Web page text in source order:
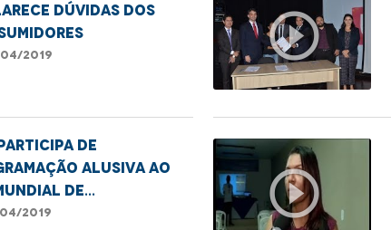
dúvidas dos
2019 play_circle_outline
participa de
alusiva ao
de
do
2019 play_circle_outline